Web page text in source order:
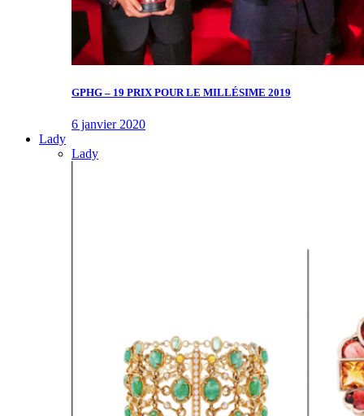
GPHG – 19 PRIX POUR LE MILLÉSIME 2019
6 janvier 2020
Lady
Lady